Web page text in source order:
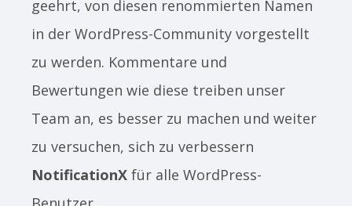
geehrt, von diesen renommierten Namen
in der WordPress-Community vorgestellt
zu werden. Kommentare und
Bewertungen wie diese treiben unser
Team an, es besser zu machen und weiter
zu versuchen, sich zu verbessern
NotificationX für alle WordPress-